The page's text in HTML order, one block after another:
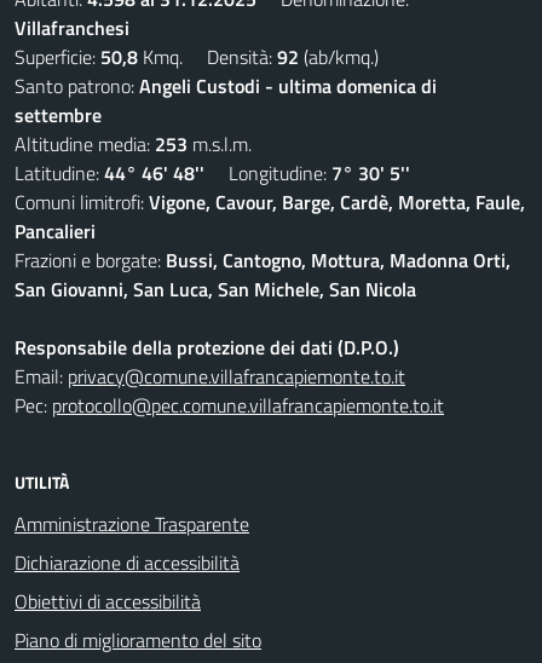
Villafranchesi
Superficie: 50,8 Kmq. Densità:92 (ab/kmq.)
Santo patrono:Angeli Custodi - ultima domenica di
settembre
Altitudine media: 253 m.s.l.m.
Latitudine:44° 46' 48'' Longitudine: 7° 30' 5''
Comuni limitrofi:Vigone, Cavour, Barge, Cardè, Moretta, Faule,
Pancalieri
Frazioni e borgate: Bussi, Cantogno, Mottura, Madonna Orti,
San Giovanni, San Luca, San Michele, San Nicola
Responsabile della protezione dei dati (D.P.O.)
Email: privacy@comune.villafrancapiemonte.to.it
Pec: protocollo@pec.comune.villafrancapiemonte.to.it
UTILITÀ
Amministrazione Trasparente
Dichiarazione di accessibilità
Obiettivi di accessibilità
Piano di miglioramento del sito